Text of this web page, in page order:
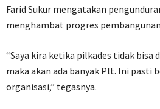
Farid Sukur mengatakan
menghambat progres
“Saya kira ketika pilkades tidak bisa
maka akan ada banyak Plt. Ini pasti
organisasi,” tegasnya.